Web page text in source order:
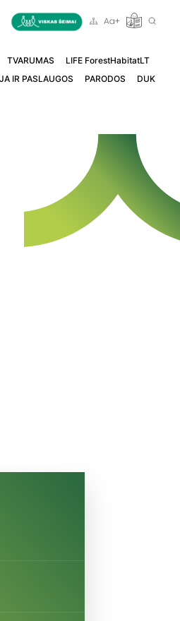
TVARUMAS
LIFE ForestHabitatLT
IR PASLAUGOS PARODOS DUK